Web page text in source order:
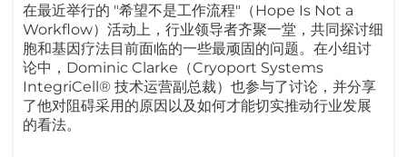
在最近举行的 "希望不是工作流程"（Hope Is Not a
Workflow）活动上，行业领导者齐聚一堂，共同探讨细
胞和基因疗法目前面临的一些最顽固的问题。在小组讨
论中，Dominic Clarke（Cryoport Systems
IntegriCell® 技术运营副总裁）也参与了讨论，并分享
了他对阻碍采用的原因以及如何才能切实推动行业发展
的看法。